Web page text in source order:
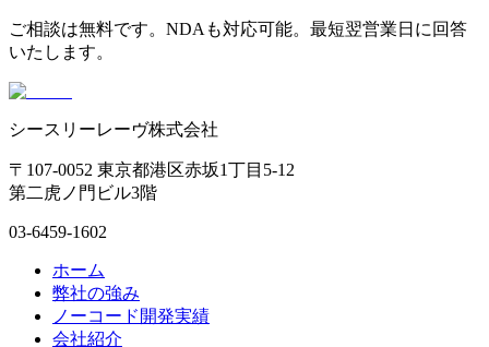
ご相談は無料です。NDAも対応可能。最短翌営業日に回答
いたします。
シースリーレーヴ株式会社
〒107-0052 東京都港区赤坂1丁目5-12
第二虎ノ門ビル3階
03-6459-1602
ホーム
弊社の強み
ノーコード開発実績
会社紹介